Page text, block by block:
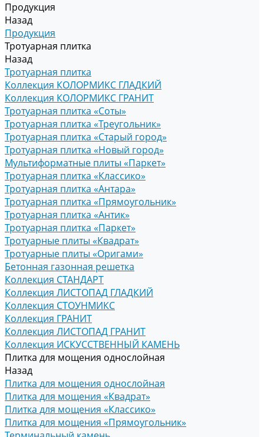
Продукция
Назад
Продукция
Тротуарная плитка
Назад
Тротуарная плитка
Коллекция КОЛОРМИКС ГЛАДКИЙ
Коллекция КОЛОРМИКС ГРАНИТ
Тротуарная плитка «Соты»
Тротуарная плитка «Треугольник»
Тротуарная плитка «Старый город»
Тротуарная плитка «Новый город»
Мультиформатные плиты «Паркет»
Тротуарная плитка «Классико»
Тротуарная плитка «Антара»
Тротуарная плитка «Прямоугольник»
Тротуарная плитка «Антик»
Тротуарная плитка «Паркет»
Тротуарные плиты «Квадрат»
Тротуарные плиты «Оригами»
Бетонная газонная решетка
Коллекция СТАНДАРТ
Коллекция ЛИСТОПАД ГЛАДКИЙ
Коллекция СТОУНМИКС
Коллекция ГРАНИТ
Коллекция ЛИСТОПАД ГРАНИТ
Коллекция ИСКУССТВЕННЫЙ КАМЕНЬ
Плитка для мощения однослойная
Назад
Плитка для мощения однослойная
Плитка для мощения «Квадрат»
Плитка для мощения «Классико»
Плитка для мощения «Прямоугольник»